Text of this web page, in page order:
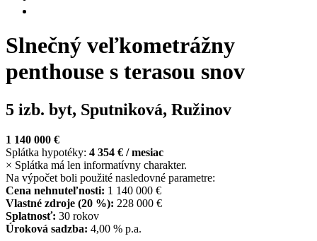
Slnečný veľkometrážny
penthouse s terasou snov
5 izb. byt, Sputniková, Ružinov
1 140 000 €
Splátka hypotéky: 4 354 € / mesiac
× Splátka má len informatívny charakter.
Na výpočet boli použité nasledovné parametre:
Cena nehnuteľnosti: 1 140 000 €
Vlastné zdroje (20 %): 228 000 €
Splatnosť: 30 rokov
Úroková sadzba: 4,00 % p.a.